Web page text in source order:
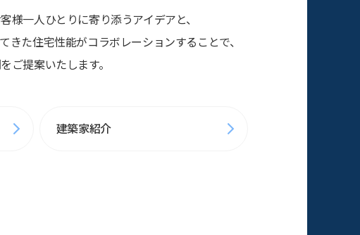
様一人ひとりに寄り添うアイデアと、
きた住宅性能がコラボレーションすることで、
ご提案いたします。
建築家紹介